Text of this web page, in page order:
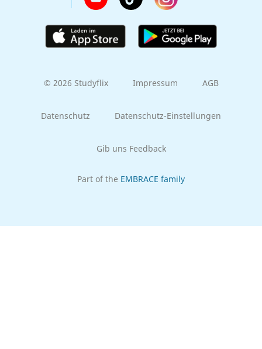
© 2026 Studyflix Impressum AGB
Datenschutz Datenschutz-Einstellungen
Gib uns Feedback
Part of the EMBRACE family